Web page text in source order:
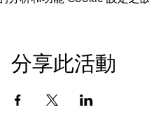
分享此活動